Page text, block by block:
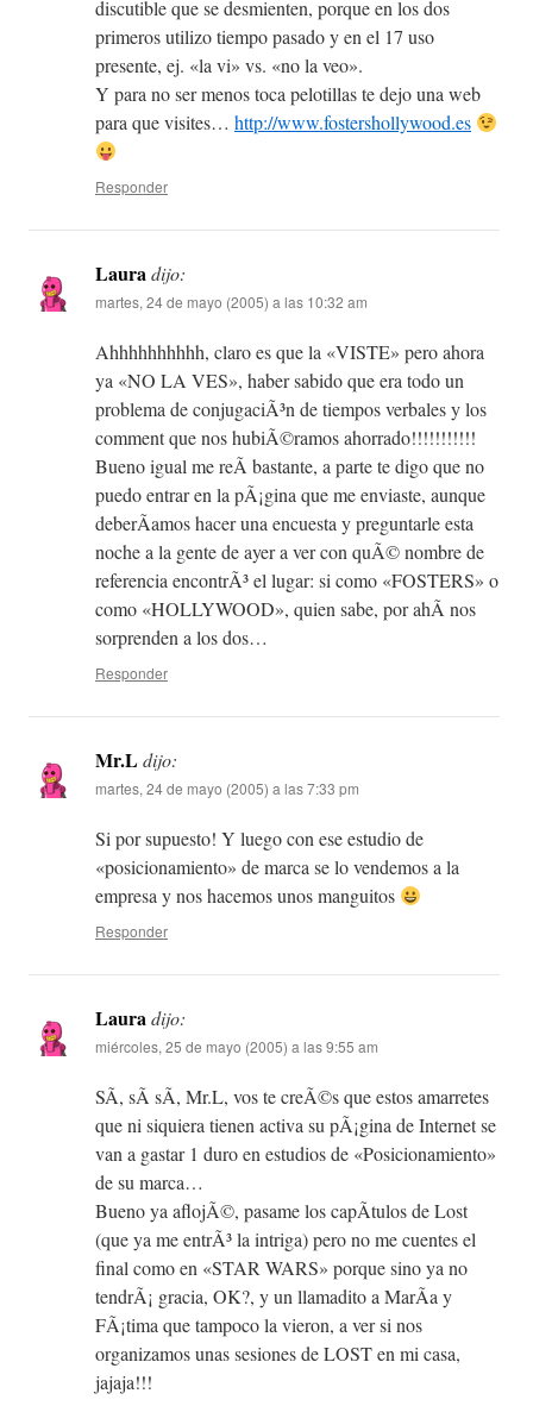
discutible que se desmienten, porque en los dos
primeros utilizo tiempo pasado y en el 17 uso
presente, ej. «la vi» vs. «no la veo».
Y para no ser menos toca pelotillas te dejo una web
para que visites… http://www.fostershollywood.es
Responder
Lauradijo:
martes, 24 de mayo (2005) a las 10:32 am
Ahhhhhhhhhh, claro es que la «VISTE» pero ahora
ya «NO LA VES», haber sabido que era todo un
problema de conjugaciÃ³n de tiempos verbales y los
comment que nos hubiÃ©ramos ahorrado!!!!!!!!!!!
Bueno igual me reÃ­ bastante, a parte te digo que no
puedo entrar en la pÃ¡gina que me enviaste, aunque
deberÃ­amos hacer una encuesta y preguntarle esta
noche a la gente de ayer a ver con quÃ© nombre de
referencia encontrÃ³ el lugar: si como «FOSTERS» o
como «HOLLYWOOD», quien sabe, por ahÃ­ nos
sorprenden a los dos…
Responder
Mr.Ldijo:
martes, 24 de mayo (2005) a las 7:33 pm
Si por supuesto! Y luego con ese estudio de
«posicionamiento» de marca se lo vendemos a la
empresa y nos hacemos unos manguitos
Responder
Lauradijo:
miércoles, 25 de mayo (2005) a las 9:55 am
SÃ­, sÃ­ sÃ­, Mr.L, vos te creÃ©s que estos amarretes
que ni siquiera tienen activa su pÃ¡gina de Internet se
van a gastar 1 duro en estudios de «Posicionamiento»
de su marca…
Bueno ya aflojÃ©, pasame los capÃ­tulos de Lost
(que ya me entrÃ³ la intriga) pero no me cuentes el
final como en «STAR WARS» porque sino ya no
tendrÃ¡ gracia, OK?, y un llamadito a MarÃ­a y
FÃ¡tima que tampoco la vieron, a ver si nos
organizamos unas sesiones de LOST en mi casa,
jajaja!!!